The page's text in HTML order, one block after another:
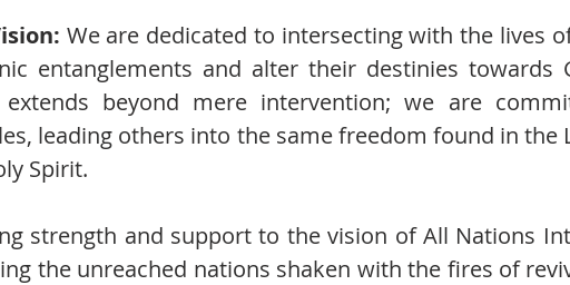
We are dedicated to intersecting with the lives
entanglements and alter their destinies
extends beyond mere intervention; we are
leading others into the same freedom found in the
Spirit.
strength and support to the vision of All Nations
the unreached nations shaken with the fires of